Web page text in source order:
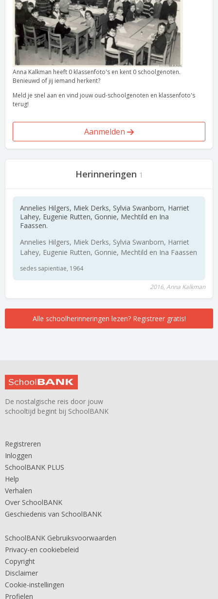
Anna Kalkman heeft 0 klassenfoto's en kent 0 schoolgenoten.
Benieuwd of jij iemand herkent?
Meld je snel aan en vind jouw oud-schoolgenoten en klassenfoto's
terug!
Aanmelden
Herinneringen 1
Annelies Hilgers, Miek Derks, Sylvia Swanborn, Harriet
Lahey, Eugenie Rutten, Gonnie, Mechtild en Ina
Faassen.
Annelies Hilgers, Miek Derks, Sylvia Swanborn, Harriet
Lahey, Eugenie Rutten, Gonnie, Mechtild en Ina Faassen
sedes sapientiae, 1964
2016, Anna Kalkman
Alle schoolherinneringen lezen? Registreer gratis!
De nostalgische reis door jouw
schooltijd begint bij SchoolBANK
Registreren
Inloggen
SchoolBANK PLUS
Help
Verhalen
Over SchoolBANK
Geschiedenis van SchoolBANK
SchoolBANK Gebruiksvoorwaarden
Privacy-en cookiebeleid
Copyright
Disclaimer
Cookie-instellingen
Profielen